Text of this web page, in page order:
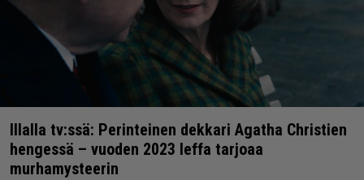
Illalla tv:ssä: Perinteinen dekkari Agatha Christien
hengessä – vuoden 2023 leffa tarjoaa
murhamysteerin